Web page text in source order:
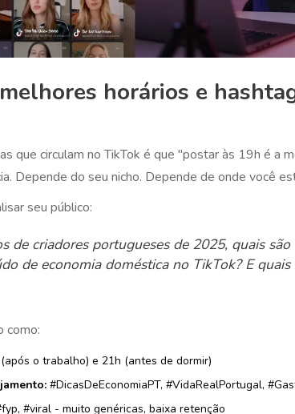
horários e
que circulam no TikTok é que "postar às 19h é a
Depende do seu nicho. Depende de onde você
seu público:
de criadores portugueses de 2025, quais
de economia doméstica no TikTok? E
como:
o trabalho) e 21h (antes de dormir)
#DicasDeEconomiaPT, #VidaRealPortugal,
#viral - muito genéricas, baixa retenção